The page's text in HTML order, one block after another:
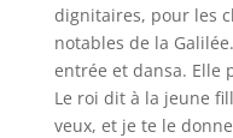
dignitaires, pour les
notables de la
entrée et dansa. Elle
Le roi dit à la jeune
veux, et je te le